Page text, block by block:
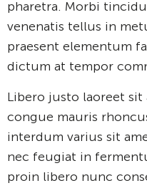
pharetra. Morbi
venenatis tellus in
praesent elementum
dictum at tempor
Libero justo laoreet sit
congue mauris
interdum varius sit
nec feugiat in
proin libero nunc